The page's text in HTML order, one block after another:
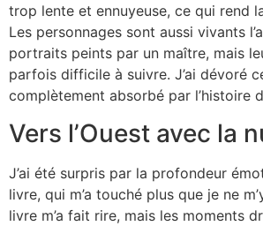
trop lente et ennuyeuse, ce qui rend
Les personnages sont aussi vivants
portraits peints par un maître, mais
parfois difficile à suivre. J’ai dévoré
complètement absorbé par l’histoire
Vers l’Ouest avec la
J’ai été surpris par la profondeur
livre, qui m’a touché plus que je ne
livre m’a fait rire, mais les moments